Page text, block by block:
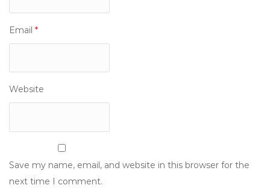
Email *
Website
Save my name, email, and website in this browser for the
next time I comment.